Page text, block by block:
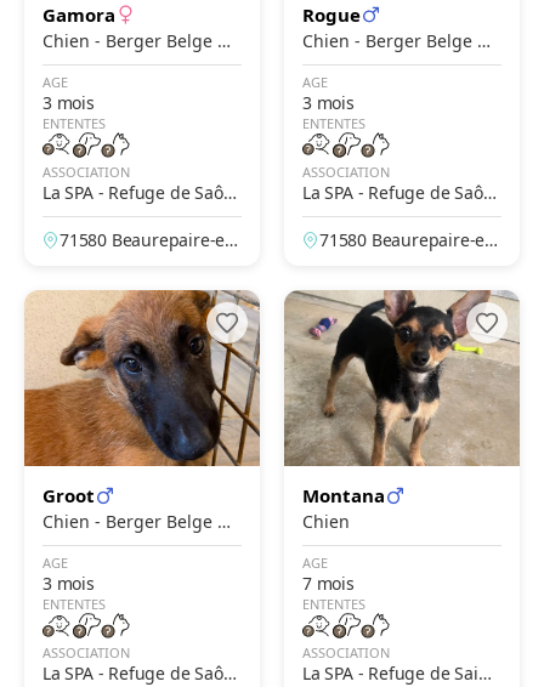
Gamora
Chien - Berger Belge M
alinois
AGE
3 mois
ENTENTES
ASSOCIATION
La SPA - Refuge de Saôn
e et Loire – Beaurepaire
en Bresse
71580 Beaurepaire-en-
France
Rogue
Chien - Berger Belge M
alinois
AGE
3 mois
ENTENTES
ASSOCIATION
La SPA - Refuge de Saôn
e et Loire – Beaurepaire
en Bresse
71580 Beaurepaire-en-
France
Groot
Chien - Berger Belge M
alinois
AGE
3 mois
ENTENTES
ASSOCIATION
La SPA - Refuge de Saôn
Montana
Chien
AGE
7 mois
ENTENTES
ASSOCIATION
La SPA - Refuge de Saint-